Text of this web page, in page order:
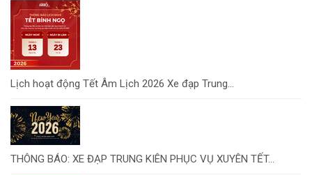
Lịch hoạt động Tết Âm Lịch 2026 Xe đạp Trung...
THÔNG BÁO: XE ĐẠP TRUNG KIÊN PHỤC VỤ XUYÊN TẾT...